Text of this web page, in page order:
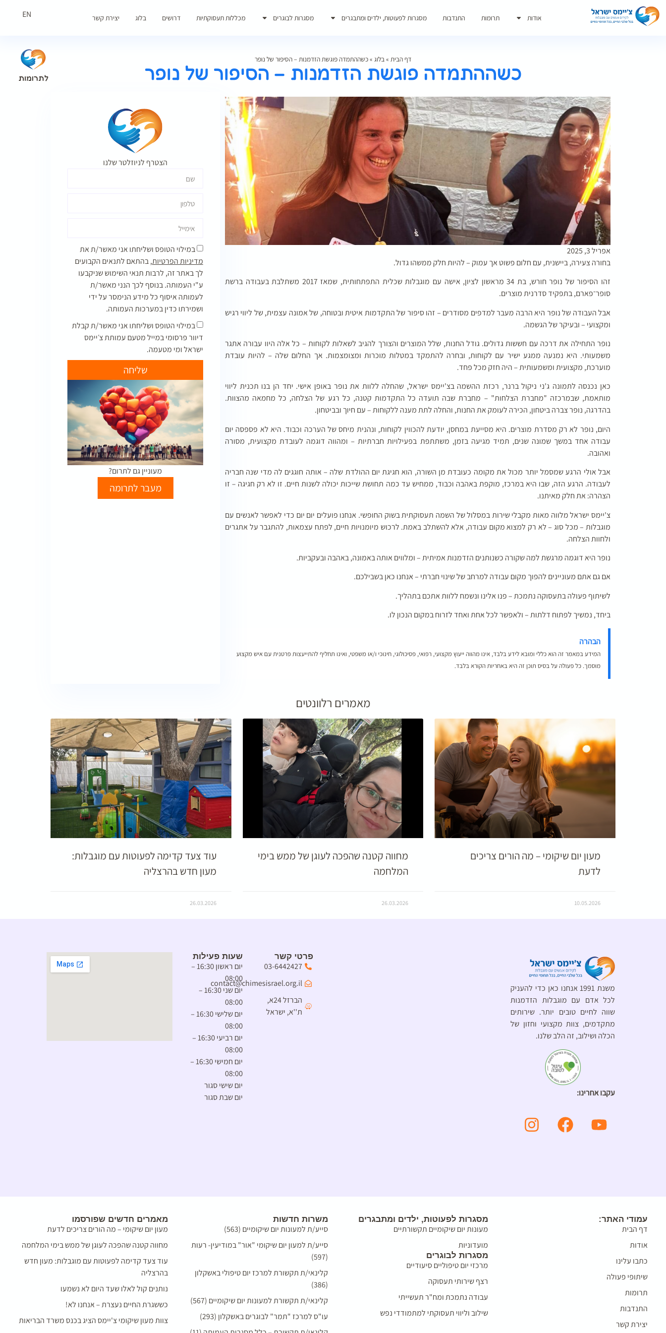
אודות תרומות התנדבות מסגרות לפעוטות, ילדים ומתבגרים מסגרות לבוגרים מכללות תעסוקתיות דרושים בלוג יצירת קשר EN
לתרומות
דף הבית »בלוג »כשההתמדה פוגשת הזדמנות – הסיפור של נופר
כשההתמדה פוגשת הזדמנות – הסיפור של נופר
אפריל 3, 2025
בחורה צעירה, ביישנית, עם חלום פשוט אך עמוק – להיות חלק ממשהו גדול.
זהו הסיפור של נופר חורש, בת 34 מראשון לציון, אישה עם מוגבלות שכלית התפתחותית, שמאז 2017 משתלבת בעבודה ברשת
סופר־פארם, בתפקיד סדרנית מוצרים.
אבל העבודה של נופר היא הרבה מעבר למדפים מסודרים – זהו סיפור של התקדמות איטית ובטוחה, של אמונה עצמית, של ליווי רגיש
ומקצועי – ובעיקר של הגשמה.
נופר התחילה את דרכה עם חששות גדולים. גודל החנות, שלל המוצרים והצורך להגיב לשאלות לקוחות – כל אלה היוו עבורה אתגר
משמעותי. היא נמנעה ממגע ישיר עם לקוחות, ובחרה להתמקד במטלות מוכרות ומצומצמות. אך החלום שלה – להיות עובדת
מוערכת, מקצועית ומשמעותית – היה חזק מכל פחד.
כאן נכנסה לתמונה ג'ני ניקול ברנר, רכזת ההשמה בצ'יימס ישראל, שהחלה ללוות את נופר באופן אישי. יחד הן בנו תכנית ליווי
מותאמת, שבמרכזה "מחברת הצלחות" – מחברת שבה תועדה כל התקדמות קטנה, כל רגע של הצלחה, כל מחמאה מהצוות.
בהדרגה, נופר צברה ביטחון, הכירה לעומק את החנות, והחלה לתת מענה ללקוחות – עם חיוך ובביטחון.
היום, נופר לא רק מסדרת מוצרים. היא מסייעת במחסן, יודעת להכווין לקוחות, ונהנית מיחס של הערכה וכבוד. היא לא פספסה יום
עבודה אחד במשך שמונה שנים, תמיד מגיעה בזמן, משתתפת בפעילויות חברתיות – ומהווה דוגמה לעובדת מקצועית, מסורה
ואהובה.
אבל אולי הרגע שמסמל יותר מכול את מקומה כעובדת מן השורה, הוא חגיגת יום ההולדת שלה – אותה חוגגים לה מדי שנה חבריה
לעבודה. הרגע הזה, שבו היא במרכז, מוקפת באהבה וכבוד, ממחיש עד כמה תחושת שייכות יכולה לשנות חיים. זו לא רק חגיגה – זו
הצהרה: את חלק מאיתנו.
צ'יימס ישראל מלווה מאות מקבלי שירות במסלול של השמה תעסוקתית בשוק החופשי. אנחנו פועלים יום יום כדי לאפשר לאנשים עם
מוגבלות – מכל סוג – לא רק למצוא מקום עבודה, אלא להשתלב באמת. לרכוש מיומנויות חיים, לפתח עצמאות, להתגבר על אתגרים
ולחוות הצלחה.
נופר היא דוגמה מרגשת למה שקורה כשנותנים הזדמנות אמיתית – ומלווים אותה באמונה, באהבה ובעקביות.
אם גם אתם מעוניינים להפוך מקום עבודה למרחב של שינוי חברתי – אנחנו כאן בשבילכם.
לשיתוף פעולהבתעסוקה נתמכת– פנו אלינו ונשמח ללוות אתכם בתהליך.
ביחד, נמשיך לפתוח דלתות – ולאפשר לכל אחת ואחד לזרוח במקום הנכון לו.
הבהרה
המידע במאמר זה הוא כללי ומובא לידע בלבד, אינו מהווה ייעוץ מקצועי, רפואי, פסיכולוגי, חינוכי ו/או משפטי, ואינו תחליף להתייעצות פרטנית עם איש מקצוע
מוסמך. כל פעולה על בסיס תוכן זה היא באחריות הקורא בלבד.
הצטרף לניוזלטר שלנו
במילוי הטופס ושליחתו אני מאשר/ת את
מדיניות הפרטיות,בהתאם לתנאים הקבועים
לך באתר זה, לרבות תנאי השימוש שניקבעו
ע"י העמותה. בנוסף לכך הנני מאשר/ת
לעמותה איסוף כל מידע הנימסר על ידי
ושמירתו כדין במערכות העמותה.
במילוי הטופס ושליחתו אני מאשר/ת קבלת
דיוור פרסומי במייל מטעם עמותת צ׳יימס
ישראל ומי מטעמה.
שליחה
מעוניין גם לתרום?
מעבר לתרומה
מאמרים רלוונטים
מעון יום שיקומי – מה הורים צריכים
לדעת
10.05.2026
מחווה קטנה שהפכה לעוגן של ממש בימי
המלחמה
26.03.2026
עוד צעד קדימה לפעוטות עם מוגבלות:
מעון חדש בהרצליה
26.03.2026
משנת 1991 אנחנו כאן כדי להעניק
לכל אדם עם מוגבלות הזדמנות
שווה לחיים טובים יותר. שירותים
מתקדמים, צוות מקצועי וחזון של
הכלה ושילוב, זה הלב שלנו.
עקבו אחרינו:
פרטי קשר
03-6442427
contact@chimesisrael.org.il
הברזל 24א,
ת''א, ישראל
שעות פעילות
יום ראשון 16:30 –
08:00
יום שני 16:30 –
08:00
יום שלישי 16:30 –
08:00
יום רביעי 16:30 –
08:00
יום חמישי 16:30 –
08:00
יום שישי סגור
יום שבת סגור
עמודי האתר:
דף הבית
אודות
כתבו עלינו
שיתופי פעולה
תרומות
התנדבות
יצירת קשר
מסגרות לפעוטות, ילדים ומתבגרים
מעונות יום שיקומיים תקשורתיים
מועדוניות
מסגרות לבוגרים
מרכזי יום טיפוליים סיעודיים
רצף שירותי תעסוקה
עבודה נתמכת ומח"ר תעשייתי
שילוב וליווי תעסוקתי למתמודדי נפש
משרות חדשות
סייע/ת למעונות יום שיקומיים (563)
סייע/ת למעון יום שיקומי "אור" במודיעין- רעות
(597)
קלינאי/ת תקשורת למרכז יום טיפולי באשקלון
(386)
קלינאי/ת תקשורת למעונות יום שיקומיים (567)
עו"ס למרכז "תמר" לבוגרים באשקלון (293)
מאמרים חדשים שפורסמו
מעון יום שיקומי – מה הורים צריכים לדעת
מחווה קטנה שהפכה לעוגן של ממש בימי המלחמה
עוד צעד קדימה לפעוטות עם מוגבלות: מעון חדש
בהרצליה
נותנים קול לאלו שעד היום לא נשמעו
כששגרת החיים נעצרת – אנחנו לא!
צוות מעון שיקומי צ'יימס הציג בכנס משרד הבריאות